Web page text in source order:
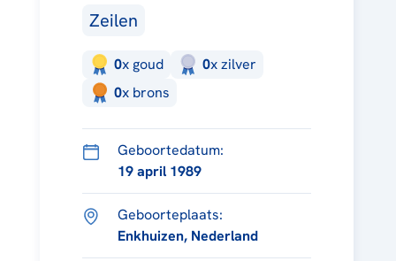
Zeilen
0x goud 0xzilver
0x brons
Geboortedatum:
19 april 1989
Geboorteplaats:
Enkhuizen, Nederland